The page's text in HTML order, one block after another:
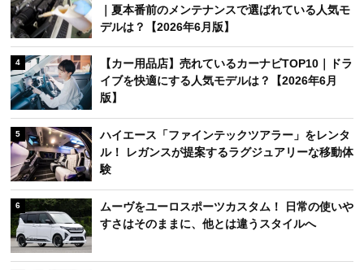
｜夏本番前のメンテナンスで選ばれている人気モ
デルは？【2026年6月版】
4
【カー用品店】売れているカーナビTOP10｜ドラ
イブを快適にする人気モデルは？【2026年6月
版】
5
ハイエース「ファインテックツアラー」をレンタ
ル！ レガンスが提案するラグジュアリーな移動体
験
6
ムーヴをユーロスポーツカスタム！ 日常の使いや
すさはそのままに、他とは違うスタイルへ